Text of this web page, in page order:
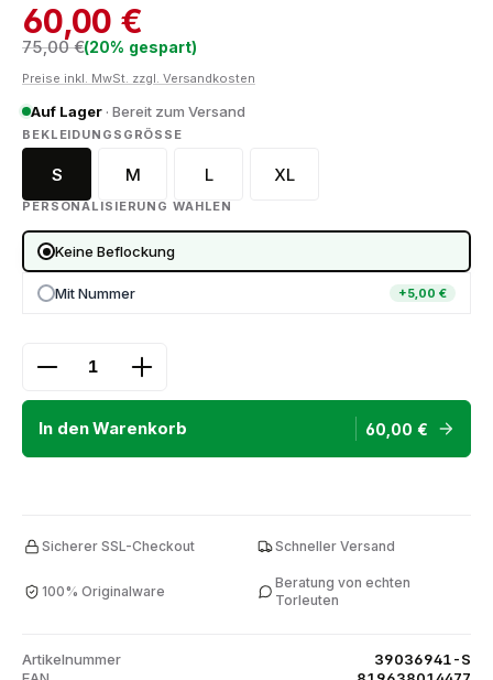
60,00 €
Regulärer Preis:
75,00 €(20% gespart)
Preise inkl. MwSt. zzgl. Versandkosten
Auf Lager · Bereit zum Versand
BEKLEIDUNGSGRÖSSE
AUSWÄHLEN
S M L XL
PERSONALISIERUNG WÄHLEN
Keine Beflockung
Mit Nummer +5,00 €
Produkt Anzahl: Gib den gewünschten Wert ein
In den Warenkorb 60,00 €
Sicherer SSL-Checkout Schneller Versand
100% Originalware
Beratung von echten
Torleuten
Artikelnummer
39036941-S